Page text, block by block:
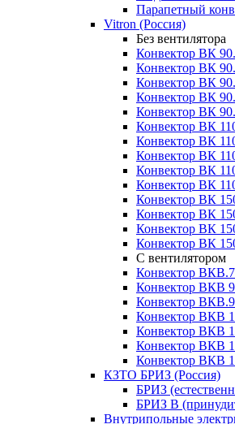
Парапетный
Vitron (Россия)
Без вентилятора
Конвектор ВК
Конвектор ВК
Конвектор ВК
Конвектор ВК
Конвектор ВК
Конвектор ВК
Конвектор ВК
Конвектор ВК
Конвектор ВК
Конвектор ВК
Конвектор ВК
Конвектор ВК
Конвектор ВК
Конвектор ВК
С вентилятором
Конвектор
Конвектор ВКВ
Конвектор
Конвектор ВКВ
Конвектор ВКВ
Конвектор ВКВ
Конвектор ВКВ
КЗТО БРИЗ (Россия)
БРИЗ
БРИЗ В
Внутрипольные